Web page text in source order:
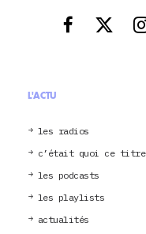
L'ACTU
les radios
c’était quoi ce titre
les podcasts
les playlists
actualités